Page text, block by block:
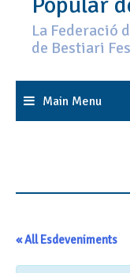
La Federació
de Bestiari
Main Menu
« All Esdeveniments